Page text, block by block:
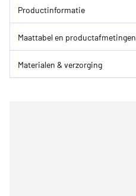
Productinformatie
Maattabel en productafmetingen
Materialen & verzorging